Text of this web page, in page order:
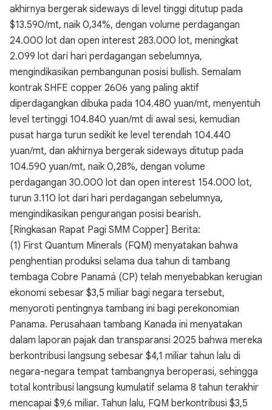
akhirnya bergerak sideways di level tinggi ditutup pada
$13.590/mt, naik 0,34%, dengan volume perdagangan
24.000 lot dan open interest 283.000 lot, meningkat
2.099 lot dari hari perdagangan sebelumnya,
mengindikasikan pembangunan posisi bullish. Semalam
kontrak SHFE copper 2606 yang paling aktif
diperdagangkan dibuka pada 104.480 yuan/mt, menyentuh
level tertinggi 104.840 yuan/mt di awal sesi, kemudian
pusat harga turun sedikit ke level terendah 104.440
yuan/mt, dan akhirnya bergerak sideways ditutup pada
104.590 yuan/mt, naik 0,28%, dengan volume
perdagangan 30.000 lot dan open interest 154.000 lot,
turun 3.110 lot dari hari perdagangan sebelumnya,
mengindikasikan pengurangan posisi bearish.
[Ringkasan Rapat Pagi SMM Copper] Berita:
(1) First Quantum Minerals (FQM) menyatakan bahwa
penghentian produksi selama dua tahun di tambang
tembaga Cobre Panamá (CP) telah menyebabkan kerugian
ekonomi sebesar $3,5 miliar bagi negara tersebut,
menyoroti pentingnya tambang ini bagi perekonomian
Panama. Perusahaan tambang Kanada ini menyatakan
dalam laporan pajak dan transparansi 2025 bahwa mereka
berkontribusi langsung sebesar $4,1 miliar tahun lalu di
negara-negara tempat tambangnya beroperasi, sehingga
total kontribusi langsung kumulatif selama 8 tahun terakhir
mencapai $9,6 miliar. Tahun lalu, FQM berkontribusi $3,5